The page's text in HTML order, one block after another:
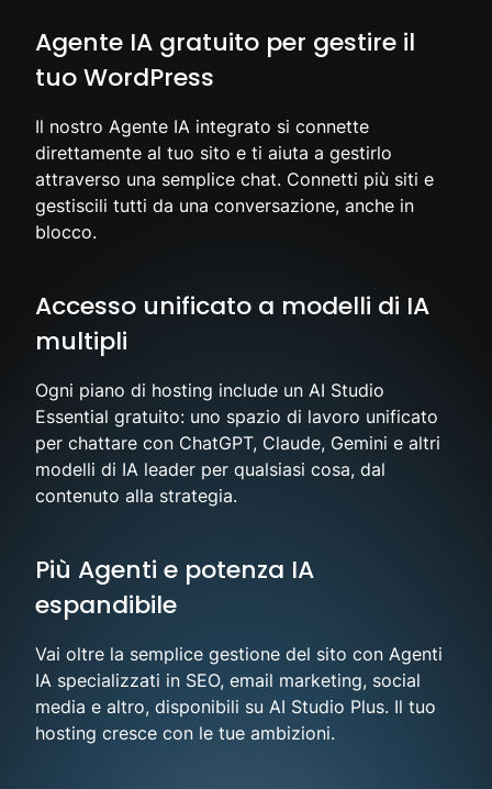
Agente IA gratuito per gestire il
tuo WordPress
Il nostro Agente IA integrato si connette
direttamente al tuo sito e ti aiuta a gestirlo
attraverso una semplice chat. Connetti più siti e
gestiscili tutti da una conversazione, anche in
blocco.
Accesso unificato a modelli di IA
multipli
Ogni piano di hosting include un AI Studio
Essential gratuito: uno spazio di lavoro unificato
per chattare con ChatGPT, Claude, Gemini e altri
modelli di IA leader per qualsiasi cosa, dal
contenuto alla strategia.
Più Agenti e potenza IA
espandibile
Vai oltre la semplice gestione del sito con Agenti
IA specializzati in SEO, email marketing, social
media e altro, disponibili su AI Studio Plus. Il tuo
hosting cresce con le tue ambizioni.